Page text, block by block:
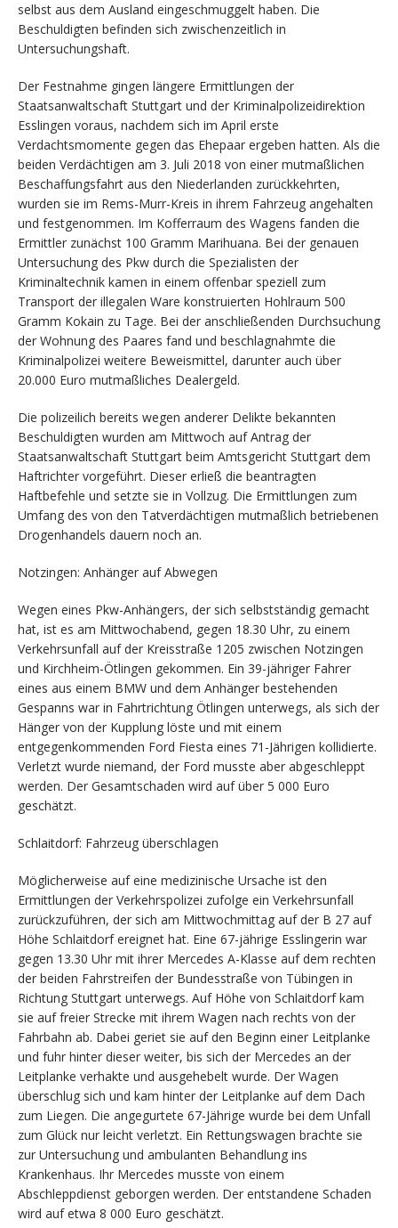
selbst aus dem Ausland eingeschmuggelt haben. Die
Beschuldigten befinden sich zwischenzeitlich in
Untersuchungshaft.
Der Festnahme gingen längere Ermittlungen der
Staatsanwaltschaft Stuttgart und der Kriminalpolizeidirektion
Esslingen voraus, nachdem sich im April erste
Verdachtsmomente gegen das Ehepaar ergeben hatten. Als die
beiden Verdächtigen am 3. Juli 2018 von einer mutmaßlichen
Beschaffungsfahrt aus den Niederlanden zurückkehrten,
wurden sie im Rems-Murr-Kreis in ihrem Fahrzeug angehalten
und festgenommen. Im Kofferraum des Wagens fanden die
Ermittler zunächst 100 Gramm Marihuana. Bei der genauen
Untersuchung des Pkw durch die Spezialisten der
Kriminaltechnik kamen in einem offenbar speziell zum
Transport der illegalen Ware konstruierten Hohlraum 500
Gramm Kokain zu Tage. Bei der anschließenden Durchsuchung
der Wohnung des Paares fand und beschlagnahmte die
Kriminalpolizei weitere Beweismittel, darunter auch über
20.000 Euro mutmaßliches Dealergeld.
Die polizeilich bereits wegen anderer Delikte bekannten
Beschuldigten wurden am Mittwoch auf Antrag der
Staatsanwaltschaft Stuttgart beim Amtsgericht Stuttgart dem
Haftrichter vorgeführt. Dieser erließ die beantragten
Haftbefehle und setzte sie in Vollzug. Die Ermittlungen zum
Umfang des von den Tatverdächtigen mutmaßlich betriebenen
Drogenhandels dauern noch an.
Notzingen: Anhänger auf Abwegen
Wegen eines Pkw-Anhängers, der sich selbstständig gemacht
hat, ist es am Mittwochabend, gegen 18.30 Uhr, zu einem
Verkehrsunfall auf der Kreisstraße 1205 zwischen Notzingen
und Kirchheim-Ötlingen gekommen. Ein 39-jähriger Fahrer
eines aus einem BMW und dem Anhänger bestehenden
Gespanns war in Fahrtrichtung Ötlingen unterwegs, als sich der
Hänger von der Kupplung löste und mit einem
entgegenkommenden Ford Fiesta eines 71-Jährigen kollidierte.
Verletzt wurde niemand, der Ford musste aber abgeschleppt
werden. Der Gesamtschaden wird auf über 5 000 Euro
geschätzt.
Schlaitdorf: Fahrzeug überschlagen
Möglicherweise auf eine medizinische Ursache ist den
Ermittlungen der Verkehrspolizei zufolge ein Verkehrsunfall
zurückzuführen, der sich am Mittwochmittag auf der B 27 auf
Höhe Schlaitdorf ereignet hat. Eine 67-jährige Esslingerin war
gegen 13.30 Uhr mit ihrer Mercedes A-Klasse auf dem rechten
der beiden Fahrstreifen der Bundesstraße von Tübingen in
Richtung Stuttgart unterwegs. Auf Höhe von Schlaitdorf kam
sie auf freier Strecke mit ihrem Wagen nach rechts von der
Fahrbahn ab. Dabei geriet sie auf den Beginn einer Leitplanke
und fuhr hinter dieser weiter, bis sich der Mercedes an der
Leitplanke verhakte und ausgehebelt wurde. Der Wagen
überschlug sich und kam hinter der Leitplanke auf dem Dach
zum Liegen. Die angegurtete 67-Jährige wurde bei dem Unfall
zum Glück nur leicht verletzt. Ein Rettungswagen brachte sie
zur Untersuchung und ambulanten Behandlung ins
Krankenhaus. Ihr Mercedes musste von einem
Abschleppdienst geborgen werden. Der entstandene Schaden
wird auf etwa 8 000 Euro geschätzt.